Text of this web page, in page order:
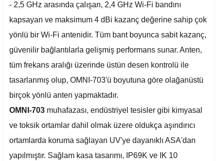
- 2,5 GHz arasında çalışan, 2,4 GHz Wi-Fi bandını
kapsayan ve maksimum 4 dBi kazanç değerine sahip çok
yönlü bir Wi-Fi antenidir. Tüm bant boyunca sabit kazanç,
güvenilir bağlantılarla gelişmiş performans sunar. Anten,
tüm frekans aralığı üzerinde üstün desen kontrolü ile
tasarlanmış olup, OMNI-703'ü boyutuna göre olağanüstü
birçok yönlü anten yapmaktadır.
OMNI-703 muhafazası, endüstriyel tesisler gibi kimyasal
ve toksik ortamlar dahil olmak üzere oldukça aşındırıcı
ortamlarda koruma sağlayan UV'ye dayanıklı ASA'dan
yapılmıştır. Sağlam kasa tasarımı, IP69K ve IK 10